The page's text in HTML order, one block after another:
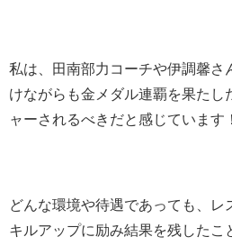
私は、田南部力コーチや伊調馨さ
けながらも金メダル連覇を果たし
ャーされるべきだと感じています！
どんな環境や待遇であっても、レ
キルアップに励み結果を残したこ